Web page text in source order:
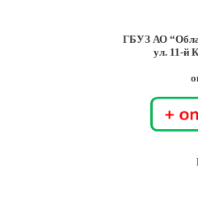
ГБУЗ АО
ул. 11-й